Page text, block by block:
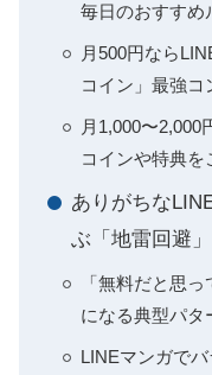
毎日のおすすめ
月500円なら
コイン」最強コ
月1,000〜2,000
コインや特典を
ありがちな
ぶ「地雷回避
「無料だと思
になる典型パタ
LINEマンガで